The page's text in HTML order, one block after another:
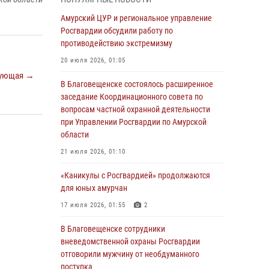
→
Более 2,5 миллионов рублей выплачено
амурчанам за оружие сданное на возмездной
основе
28 июля 2026, 02:00
Итоги работы строевых подразделений
вневедомственной охраны Росгвардии
Амурской области в период с 20 по 26 июля
2026 года
27 июля 2026, 06:28
сотрудников вневедомственной охраны
23 июля 2026, 07:49
поступления на службу в подразделения
территориального Управления Росгвардии
23 июля 2026, 00:00
Амурский ЦУР и региональное управление
Росгвардии обсудили работу по
противодействию экстремизму
20 июля 2026, 01:05
В Благовещенске состоялось расширенное
заседание Координационного совета по
вопросам частной охранной деятельности
при Управлении Росгвардии по Амурской
области
21 июля 2026, 01:10
«Каникулы с Росгвардией» продолжаются
для юных амурчан
17 июля 2026, 01:55 2
В Благовещенске сотрудники
вневедомственной охраны Росгвардии
отговорили мужчину от необдуманного
поступка